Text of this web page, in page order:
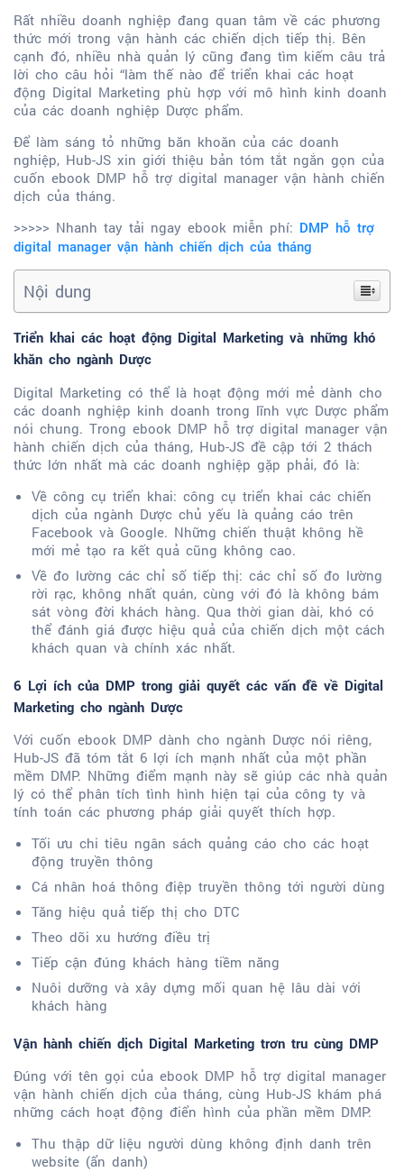
Rất nhiều doanh nghiệp đang quan tâm về các phương
thức mới trong vận hành các chiến dịch tiếp thị. Bên
cạnh đó, nhiều nhà quản lý cũng đang tìm kiếm câu trả
lời cho câu hỏi “làm thế nào để triển khai các hoạt
động Digital Marketing phù hợp với mô hình kinh doanh
của các doanh nghiệp Dược phẩm.
Để làm sáng tỏ những băn khoăn của các doanh
nghiệp, Hub-JS xin giới thiệu bản tóm tắt ngắn gọn của
cuốn ebook DMP hỗ trợ digital manager vận hành chiến
dịch của tháng.
>>>>> Nhanh tay tải ngay ebook miễn phí: DMP hỗ trợ
digital manager vận hành chiến dịch của tháng
Nội dung
Triển khai các hoạt động Digital Marketing và những khó
khăn cho ngành Dược
Digital Marketing có thể là hoạt động mới mẻ dành cho
các doanh nghiệp kinh doanh trong lĩnh vực Dược phẩm
nói chung. Trong ebook DMP hỗ trợ digital manager vận
hành chiến dịch của tháng, Hub-JS đề cập tới 2 thách
thức lớn nhất mà các doanh nghiệp gặp phải, đó là:
Về công cụ triển khai: công cụ triển khai các chiến
dịch của ngành Dược chủ yếu là quảng cáo trên
Facebook và Google. Những chiến thuật không hề
mới mẻ tạo ra kết quả cũng không cao.
Về đo lường các chỉ số tiếp thị: các chỉ số đo lường
rời rạc, không nhất quán, cùng với đó là không bám
sát vòng đời khách hàng. Qua thời gian dài, khó có
thể đánh giá được hiệu quả của chiến dịch một cách
khách quan và chính xác nhất.
6 Lợi ích của DMP trong giải quyết các vấn đề về Digital
Marketing cho ngành Dược
Với cuốn ebook DMP dành cho ngành Dược nói riêng,
Hub-JS đã tóm tắt 6 lợi ích mạnh nhất của một phần
mềm DMP. Những điểm mạnh này sẽ giúp các nhà quản
lý có thể phân tích tình hình hiện tại của công ty và
tính toán các phương pháp giải quyết thích hợp.
Tối ưu chi tiêu ngân sách quảng cáo cho các hoạt
động truyền thông
Cá nhân hoá thông điệp truyền thông tới người dùng
Tăng hiệu quả tiếp thị cho DTC
Theo dõi xu hướng điều trị
Tiếp cận đúng khách hàng tiềm năng
Nuôi dưỡng và xây dựng mối quan hệ lâu dài với
khách hàng
Vận hành chiến dịch Digital Marketing trơn tru cùng DMP
Đúng với tên gọi của ebook DMP hỗ trợ digital manager
vận hành chiến dịch của tháng, cùng Hub-JS khám phá
những cách hoạt động điển hình của phần mềm DMP:
Thu thập dữ liệu người dùng không định danh trên
website (ẩn danh)